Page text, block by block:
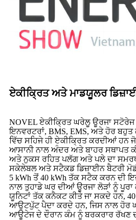
ਏਕੀਕ੍ਰਿਤ ਅਤੇ ਮਾਡਯੂਲਰ
NOVEL ਏਕੀਕ੍ਰਿਤ ਘਰੇਲੂ ਊਰਜਾ
ਇਨਵਰਟਰਾਂ, BMS, EMS, ਅਤੇ ਹੋਰ
ਵਿੱਚ ਸਹਿਜੇ ਹੀ ਏਕੀਕ੍ਰਿਤ ਕਰਦੀਆਂ ਹਨ
ਆਸਾਨੀ ਨਾਲ ਅੰਦਰ ਅਤੇ ਬਾਹਰ ਸਥਾਪਤ
ਅਤੇ ਨੁਕਸ ਰਹਿਤ ਪਲੱਗ ਅਤੇ ਪਲੇ ਦਾ
ਸਕੇਲੇਬਲ ਅਤੇ ਸਟੈਕਡ ਡਿਜ਼ਾਈਨ ਬੈਟਰੀ
5 kWh ਤੋਂ 40 kWh ਤੱਕ ਸਟੈਕ ਕਰਨ ਦੀ
ਨਾਲ ਤੁਹਾਡੇ ਘਰ ਦੀਆਂ ਊਰਜਾ ਲੋੜਾਂ ਨੂੰ ਪੂਰਾ
ਯੂਨਿਟਾਂ ਤੱਕ ਕਨੈਕਟ ਕੀਤੇ ਜਾ ਸਕਦੇ ਹਨ,
ਆਉਟਪੁੱਟ ਪੈਦਾ ਕਰਦੇ ਹਨ, ਜਿਸ ਨਾਲ ਹੋਰ
ਆਊਟੇਜ ਦੇ ਦੌਰਾਨ ਕੰਮ ਨੂੰ ਬਰਕਰਾਰ ਰੱਖਣ